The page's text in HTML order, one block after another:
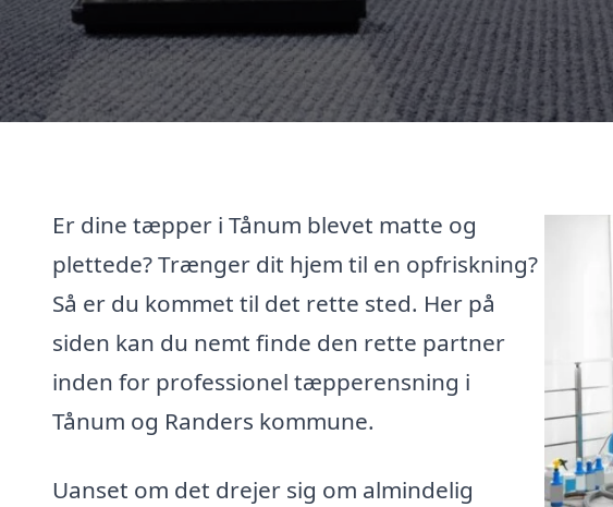
Er dine tæpper i Tånum blevet matte og
plettede? Trænger dit hjem til en opfriskning?
Så er du kommet til det rette sted. Her på
siden kan du nemt finde den rette partner
inden for professionel tæpperensning i
Tånum og Randers kommune.
Uanset om det drejer sig om almindelig